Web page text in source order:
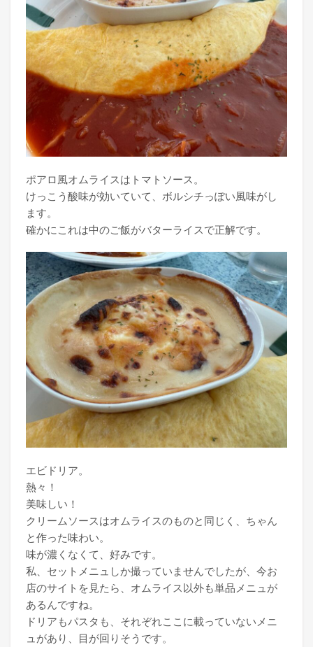
ポアロ風オムライスはトマトソース。
けっこう酸味が効いていて、ボルシチっぽい風味がし
ます。
確かにこれは中のご飯がバターライスで正解です。
エビドリア。
熱々！
美味しい！
クリームソースはオムライスのものと同じく、ちゃん
と作った味わい。
味が濃くなくて、好みです。
私、セットメニュしか撮っていませんでしたが、今お
店のサイトを見たら、オムライス以外も単品メニュが
あるんですね。
ドリアもパスタも、それぞれここに載っていないメニ
ュがあり、目が回りそうです。